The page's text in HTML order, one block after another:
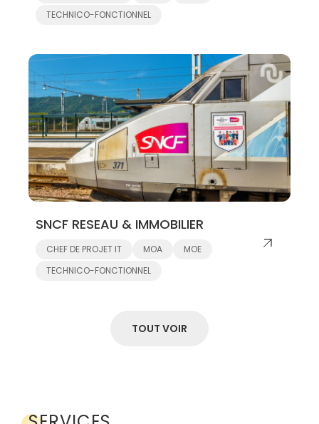
TECHNICO-FONCTIONNEL
SNCF RESEAU & IMMOBILIER
CHEF DE PROJET IT MOA
MOE
TECHNICO-FONCTIONNEL
TOUT VOIR